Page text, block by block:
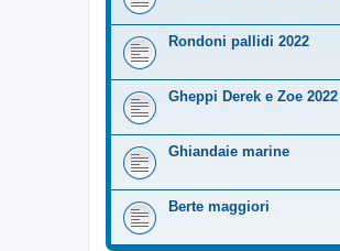
Rondoni pallidi 2022
Gheppi Derek e Zoe 2022
Ghiandaie marine
Berte maggiori